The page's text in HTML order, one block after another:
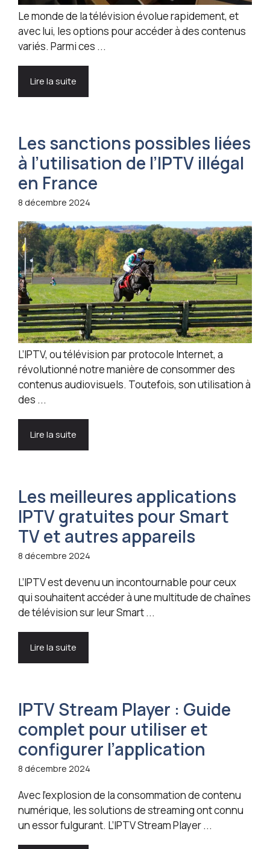
Le monde de la télévision évolue rapidement, et
avec lui, les options pour accéder à des contenus
variés. Parmi ces ...
Lire la suite
Les sanctions possibles liées
à l’utilisation de l’IPTV illégal
en France
8 décembre 2024
L’IPTV, ou télévision par protocole Internet, a
révolutionné notre manière de consommer des
contenus audiovisuels. Toutefois, son utilisation à
des ...
Lire la suite
Les meilleures applications
IPTV gratuites pour Smart
TV et autres appareils
8 décembre 2024
L’IPTV est devenu un incontournable pour ceux
qui souhaitent accéder à une multitude de chaînes
de télévision sur leur Smart ...
Lire la suite
IPTV Stream Player : Guide
complet pour utiliser et
configurer l’application
8 décembre 2024
Avec l’explosion de la consommation de contenu
numérique, les solutions de streaming ont connu
un essor fulgurant. L’IPTV Stream Player ...